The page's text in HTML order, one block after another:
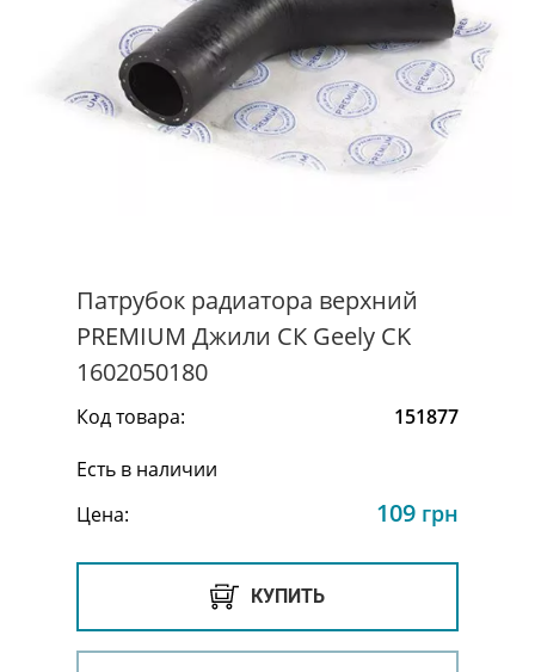
Патрубок радиатора верхний
PREMIUM Джили СК Geely CK
1602050180
Код товара:
151877
Есть в наличии
Цена:
109 грн
КУПИТЬ